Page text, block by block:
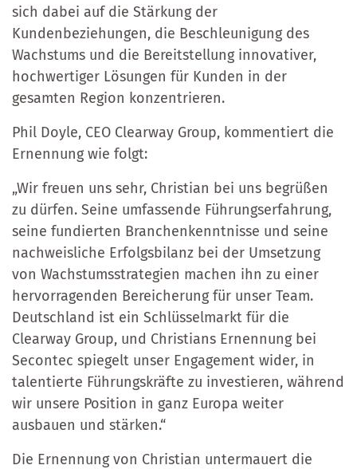
sich dabei auf die Stärkung der
Kundenbeziehungen, die Beschleunigung des
Wachstums und die Bereitstellung innovativer,
hochwertiger Lösungen für Kunden in der
gesamten Region konzentrieren.
Phil Doyle, CEO Clearway Group, kommentiert die
Ernennung wie folgt:
„Wir freuen uns sehr, Christian bei uns begrüßen
zu dürfen. Seine umfassende Führungserfahrung,
seine fundierten Branchenkenntnisse und seine
nachweisliche Erfolgsbilanz bei der Umsetzung
von Wachstumsstrategien machen ihn zu einer
hervorragenden Bereicherung für unser Team.
Deutschland ist ein Schlüsselmarkt für die
Clearway Group, und Christians Ernennung bei
Secontec spiegelt unser Engagement wider, in
talentierte Führungskräfte zu investieren, während
wir unsere Position in ganz Europa weiter
ausbauen und stärken.“
Die Ernennung von Christian untermauert die